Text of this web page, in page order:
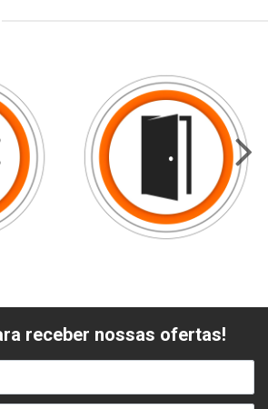
receber nossas ofertas!